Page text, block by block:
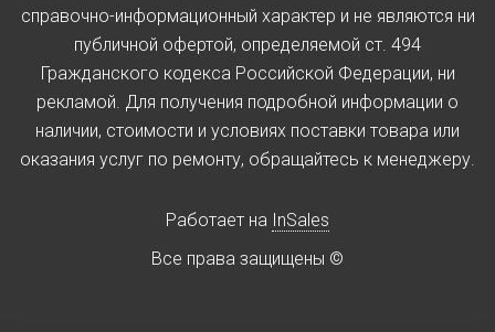
справочно-информационный характер и не являются ни
публичной офертой, определяемой ст. 494
Гражданского кодекса Российской Федерации, ни
рекламой. Для получения подробной информации о
наличии, стоимости и условиях поставки товара или
оказания услуг по ремонту, обращайтесь к менеджеру.
Работает на InSales
Все права защищены ©